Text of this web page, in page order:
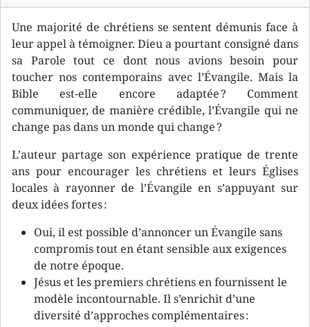
Une majorité de chrétiens se sentent démunis face à
leur appel à témoigner. Dieu a pourtant consigné dans
sa Parole tout ce dont nous avions besoin pour
toucher nos contemporains avec l’Évangile. Mais la
Bible est-elle encore adaptée ? Comment
communiquer, de manière crédible, l’Évangile qui ne
change pas dans un monde qui change ?
L’auteur partage son expérience pratique de trente
ans pour encourager les chrétiens et leurs Églises
locales à rayonner de l’Évangile en s’appuyant sur
deux idées fortes :
Oui, il est possible d’annoncer un Évangile sans
compromis tout en étant sensible aux exigences
de notre époque.
Jésus et les premiers chrétiens en fournissent le
modèle incontournable. Il s’enrichit d’une
diversité d’approches complémentaires :